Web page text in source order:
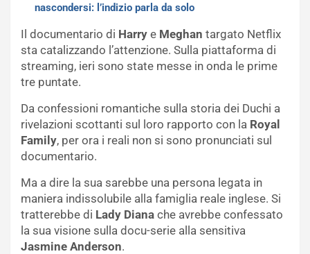
nascondersi: l’indizio parla da solo
Il documentario di Harry e Meghan targato Netflix
sta catalizzando l’attenzione. Sulla piattaforma di
streaming, ieri sono state messe in onda le prime
tre puntate.
Da confessioni romantiche sulla storia dei Duchi a
rivelazioni scottanti sul loro rapporto con la Royal
Family, per ora i reali non si sono pronunciati sul
documentario.
Ma a dire la sua sarebbe una persona legata in
maniera indissolubile alla famiglia reale inglese. Si
tratterebbe di Lady Diana che avrebbe confessato
la sua visione sulla docu-serie alla sensitiva
Jasmine Anderson.